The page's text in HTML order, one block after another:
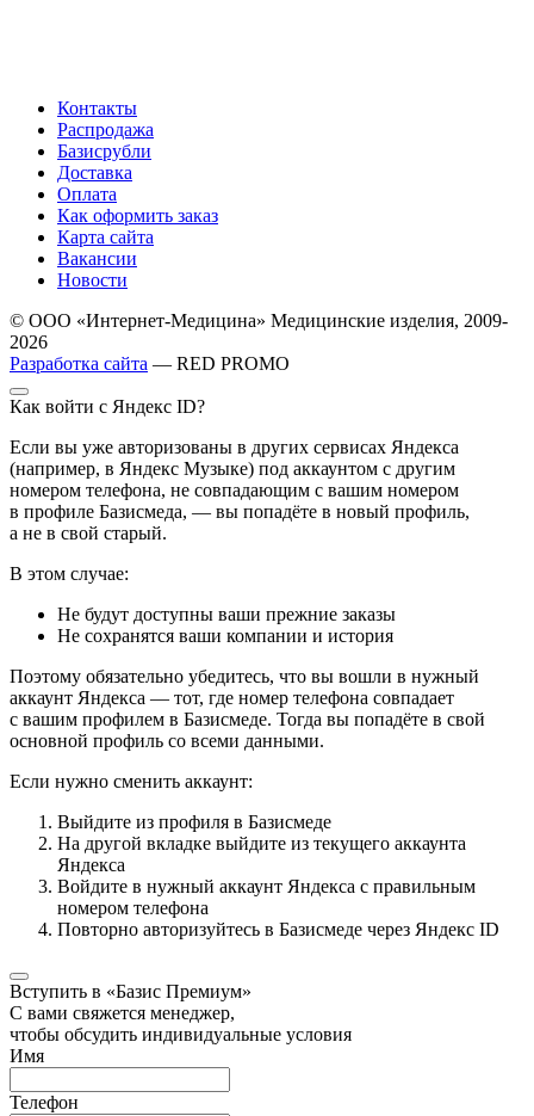
Контакты
Распродажа
Базисрубли
Доставка
Оплата
Как оформить заказ
Карта сайта
Вакансии
Новости
© ООО «Интернет-Медицина» Медицинские изделия, 2009-
2026
Разработка сайта — RED PROMO
Как войти с Яндекс ID?
Если вы уже авторизованы в других сервисах Яндекса
(например, в Яндекс Музыке) под аккаунтом с другим
номером телефона, не совпадающим с вашим номером
в профиле Базисмеда, — вы попадёте в новый профиль,
а не в свой старый.
В этом случае:
Не будут доступны ваши прежние заказы
Не сохранятся ваши компании и история
Поэтому обязательно убедитесь, что вы вошли в нужный
аккаунт Яндекса — тот, где номер телефона совпадает
с вашим профилем в Базисмеде. Тогда вы попадёте в свой
основной профиль со всеми данными.
Если нужно сменить аккаунт:
Выйдите из профиля в Базисмеде
На другой вкладке выйдите из текущего аккаунта
Яндекса
Войдите в нужный аккаунт Яндекса с правильным
номером телефона
Повторно авторизуйтесь в Базисмеде через Яндекс ID
Вступить в «Базис Премиум»
С вами свяжется менеджер,
чтобы обсудить индивидуальные условия
Имя
Телефон